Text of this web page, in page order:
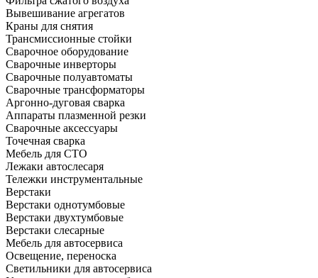
Вывешивание агрегатов
Краны для снятия
Трансмиссионные стойки
Сварочное оборудование
Сварочные инверторы
Сварочные полуавтоматы
Сварочные трансформаторы
Аргонно-дуговая сварка
Аппараты плазменной резки
Сварочные аксессуары
Точечная сварка
Мебель для СТО
Лежаки автослесаря
Тележки инструментальные
Верстаки
Верстаки однотумбовые
Верстаки двухтумбовые
Верстаки слесарные
Мебель для автосервиса
Освещение, переноска
Светильники для автосервиса